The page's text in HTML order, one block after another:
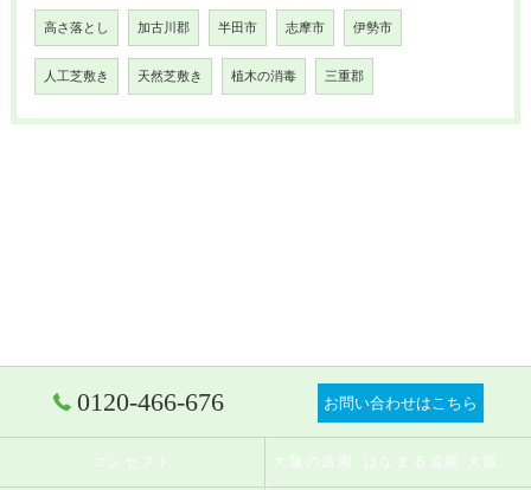
高さ落とし 加古川郡 半田市 志摩市 伊勢市
人工芝敷き 天然芝敷き 植木の消毒 三重郡
0120-466-676 お問い合わせはこちら
コンセプト